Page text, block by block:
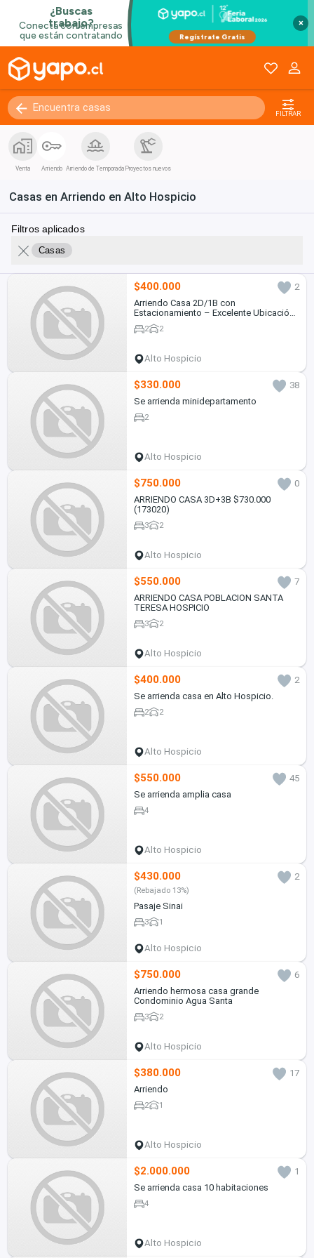
×
FILTRAR
Venta Arriendo Arriendo de Temporada Proyectos nuevos
Casas en Arriendo en Alto Hospicio
Filtros aplicados
Casas
$400.000
2
Arriendo Casa 2D/1B con
Estacionamiento – Excelente Ubicación
Alto Hospicio
2 2
Alto Hospicio
$330.000
38
Se arrienda minidepartamento
2
Alto Hospicio
$750.000
0
ARRIENDO CASA 3D+3B $730.000
(173020)
3 2
Alto Hospicio
$550.000
7
ARRIENDO CASA POBLACION SANTA
TERESA HOSPICIO
3 2
Alto Hospicio
$400.000
2
Se arrienda casa en Alto Hospicio.
2 2
Alto Hospicio
$550.000
45
Se arrienda amplia casa
4
Alto Hospicio
$430.000 2
(Rebajado 13%)
Pasaje Sinai
3 1
Alto Hospicio
$750.000
6
Arriendo hermosa casa grande
Condominio Agua Santa
3 2
Alto Hospicio
$380.000
17
Arriendo
2 1
Alto Hospicio
$2.000.000
1
Se arrienda casa 10 habitaciones
4
Alto Hospicio